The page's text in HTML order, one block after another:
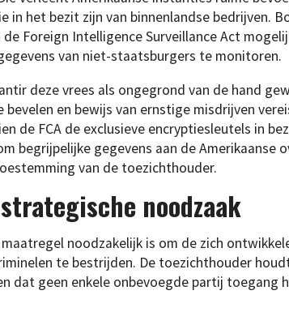
in het bezit zijn van binnenlandse bedrijven.
Foreign Intelligence Surveillance Act
van niet-staatsburgers te monitoren.
deze vrees als ongegrond van de hand
bevelen en bewijs van ernstige misdrijven
de FCA de exclusieve encryptiesleutels in
begrijpelijke gegevens aan de Amerikaanse
van de toezichthouder.
noodzaak
maatregel noodzakelijk is om de zich
te bestrijden. De toezichthouder
dat geen enkele onbevoegde partij toegang